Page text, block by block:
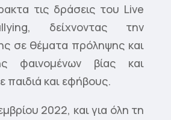
τις δράσεις του Live
δείχνοντας την
σε θέματα πρόληψης και
φαινομένων βίας και
παιδιά και εφήβους.
2022, και για όλη τη